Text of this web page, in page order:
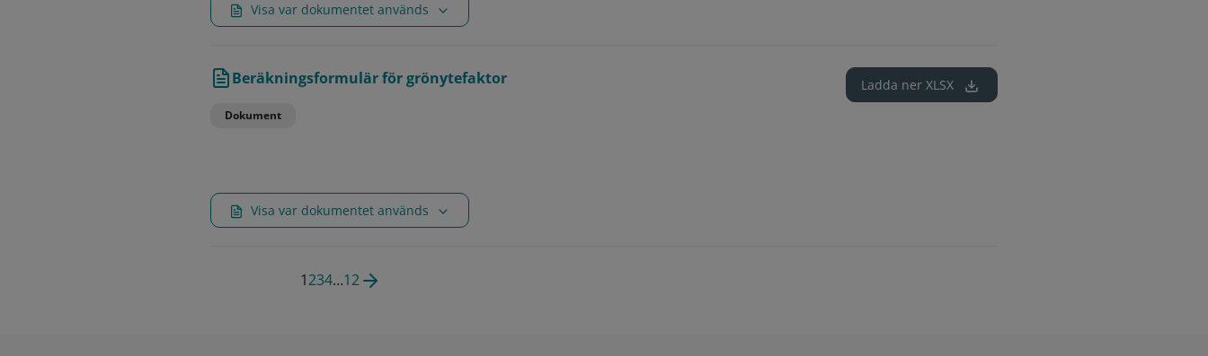
Visa var dokumentet används
Beräkningsformulär för grönytefaktor
Dokument
Ladda ner XLSX
Visa var dokumentet används
1234…12